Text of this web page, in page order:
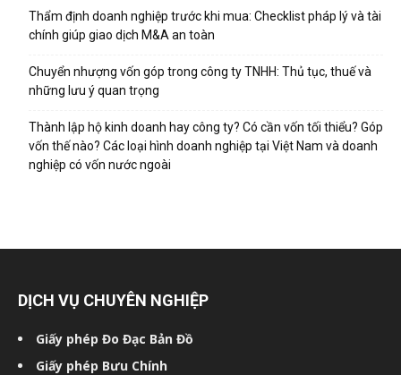
Thẩm định doanh nghiệp trước khi mua: Checklist pháp lý và tài
chính giúp giao dịch M&A an toàn
Chuyển nhượng vốn góp trong công ty TNHH: Thủ tục, thuế và
những lưu ý quan trọng
Thành lập hộ kinh doanh hay công ty? Có cần vốn tối thiểu? Góp
vốn thế nào? Các loại hình doanh nghiệp tại Việt Nam và doanh
nghiệp có vốn nước ngoài
DỊCH VỤ CHUYÊN NGHIỆP
Giấy phép Đo Đạc Bản Đồ
Giấy phép Bưu Chính